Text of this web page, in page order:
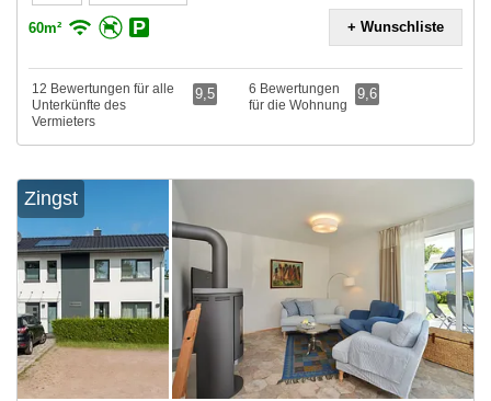
60m² + Wunschliste
12 Bewertungen für alle
Unterkünfte des
Vermieters
9,5
6 Bewertungen
für die Wohnung
9,6
Zingst